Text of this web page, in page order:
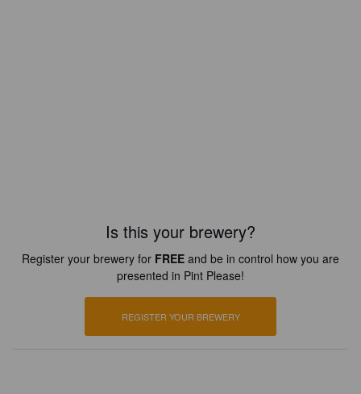
Is this your brewery?
Register your brewery for FREE and be in control how you are
presented in Pint Please!
REGISTER YOUR BREWERY